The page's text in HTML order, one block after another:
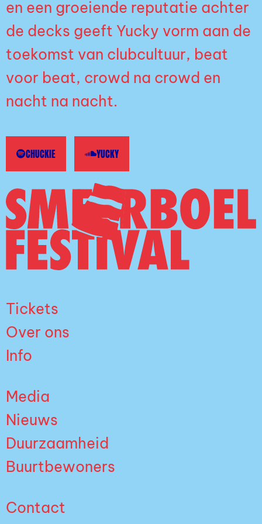
en een groeiende reputatie achter
de decks geeft Yucky vorm aan de
toekomst van clubcultuur, beat
voor beat, crowd na crowd en
nacht na nacht.
CHUCKIE YUCKY
Tickets
Over ons
Info
Media
Nieuws
Duurzaamheid
Buurtbewoners
Contact